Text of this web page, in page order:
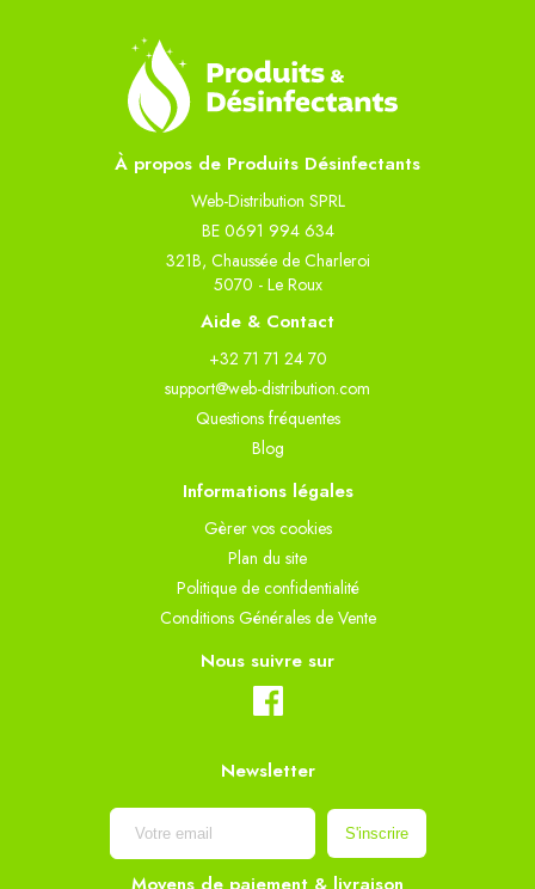
À propos de Produits Désinfectants
Web-Distribution SPRL
BE 0691 994 634
321B, Chaussée de Charleroi
5070 - Le Roux
Aide & Contact
+32 71 71 24 70
support@web-distribution.com
Questions fréquentes
Blog
Informations légales
Gèrer vos cookies
Plan du site
Politique de confidentialité
Conditions Générales de Vente
Nous suivre sur
Newsletter